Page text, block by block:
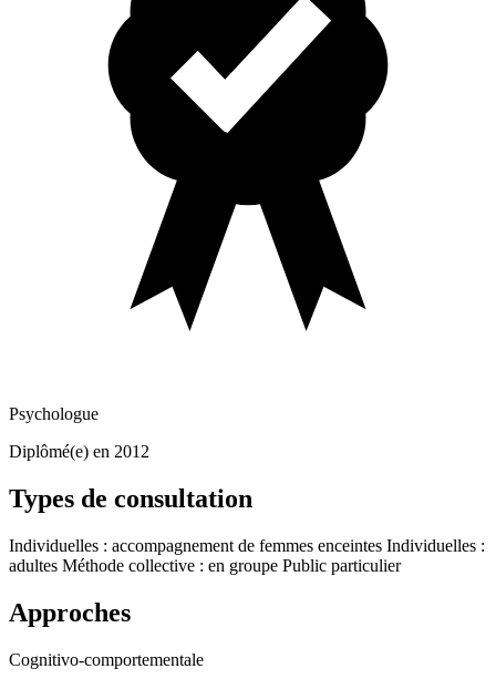
Psychologue
Diplômé(e) en 2012
Types de consultation
Individuelles : accompagnement de femmes enceintes Individuelles :
adultes Méthode collective : en groupe Public particulier
Approches
Cognitivo-comportementale